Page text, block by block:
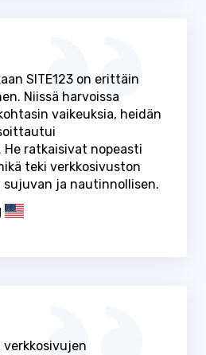
SITE123 on erittäin
Niissä harvoissa
vaikeuksia, heidän
He ratkaisivat nopeasti
teki verkkosivuston
sujuvan ja nautinnollisen.
verkkosivujen